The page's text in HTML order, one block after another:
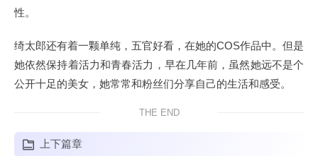
性。
绮太郎还有着一颗单纯，五官好看，在她的COS作品中。但是
她依然保持着活力和青春活力，早在几年前，虽然她远不是个
公开十足的美女，她常常和粉丝们分享自己的生活和感受。
THE END
上下篇章